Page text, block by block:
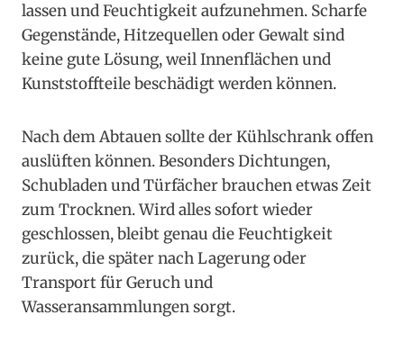
lassen und Feuchtigkeit aufzunehmen. Scharfe
Gegenstände, Hitzequellen oder Gewalt sind
keine gute Lösung, weil Innenflächen und
Kunststoffteile beschädigt werden können.
Nach dem Abtauen sollte der Kühlschrank offen
auslüften können. Besonders Dichtungen,
Schubladen und Türfächer brauchen etwas Zeit
zum Trocknen. Wird alles sofort wieder
geschlossen, bleibt genau die Feuchtigkeit
zurück, die später nach Lagerung oder
Transport für Geruch und
Wasseransammlungen sorgt.